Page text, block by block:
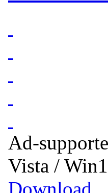
Ad-
Vista /
Download